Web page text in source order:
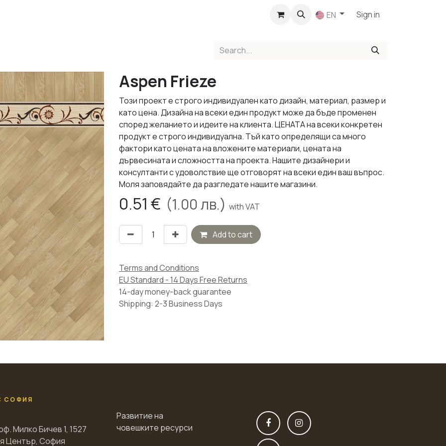
EN Sign in
Aspen Frieze
Този проект е строго индивидуален като дизайн, материал, размер и
като цена. Дизайна на всеки един продукт може да бъде променен
според желанието и идеите на клиента. ЦЕНАТА на всеки конкретен
продукт е строго индивидуална. Тъй като определящи са много
фактори като цената на вложените материали, цената на
дървесината и сложността на проекта. Нашите дизайнери и
консултанти с удоволствие ще отговорят на всеки един ваш въпрос.
Моля заповядайте да разгледате нашите магазини.
0.51 € (1.00лв.) with VAT
Add to cart
Terms and Conditions
EU Standard - 14 Days Free Returns
14-day money-back guarantee
Shipping: 2-3 Business Days
СОФИЯ
Милко Бичев 1, 1527
Център, София
Развитие на
човешките ресурси